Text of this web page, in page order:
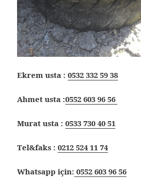
Ekrem usta :0532 332 59 38
Ahmet usta :0552 603 96 56
Murat usta :0533 730 40 51
Tel&faks :0212 524 11 74
Whatsapp için: 0552 603 96 56